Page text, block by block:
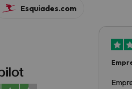
Esquiades.com